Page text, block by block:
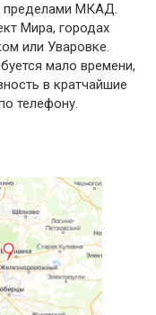
пределами МКАД.
Мира, городах
или Уваровке.
мало времени,
в кратчайшие
телефону.